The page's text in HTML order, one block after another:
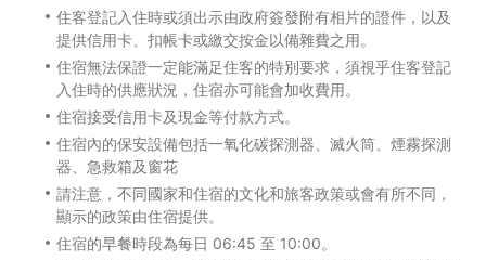
住客登記入住時或須出示由政府簽發附有相片的證件，以及
提供信用卡、扣帳卡或繳交按金以備雜費之用。
住宿無法保證一定能滿足住客的特別要求，須視乎住客登記
入住時的供應狀況，住宿亦可能會加收費用。
住宿接受信用卡及現金等付款方式。
住宿內的保安設備包括一氧化碳探測器、滅火筒、煙霧探測
器、急救箱及窗花
請注意，不同國家和住宿的文化和旅客政策或會有所不同，
顯示的政策由住宿提供。
住宿的早餐時段為每日 06:45 至 10:00。